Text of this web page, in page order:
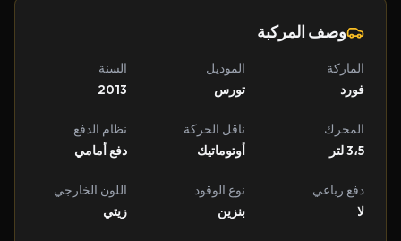
وصف المركبة
الماركة
فورد
الموديل
تورس
السنة
2013
المحرك
3،5 لتر
ناقل الحركة
أوتوماتيك
نظام الدفع
دفع أمامي
دفع رباعي
لا
نوع الوقود
بنزين
اللون الخارجي
زيتي